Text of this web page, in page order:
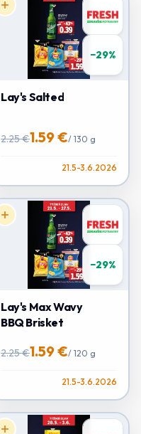
−29%
Lay's Salted
2.25 €1.59 €/ 130 g
21.5-3.6.2026
−29%
Lay's Max Wavy
BBQ Brisket
2.25 €1.59 €/ 120 g
21.5-3.6.2026